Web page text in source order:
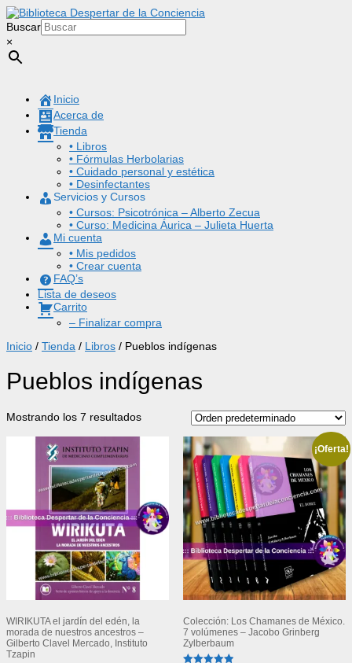
Buscar
×
Inicio
Acerca de
Tienda
• Libros
• Fórmulas Herbolarias
• Cuidado personal y estética
• Desinfectantes
Servicios y Cursos
• Cursos: Psicotrónica – Alberto Zecua
• Curso: Medicina Áurica – Julieta Huerta
Mi cuenta
• Mis pedidos
• Crear cuenta
FAQ’s
Lista de deseos
Carrito
– Finalizar compra
Inicio / Tienda / Libros / Pueblos indígenas
Pueblos indígenas
Mostrando los 7 resultados
WIRIKUTA el jardín del edén, la
morada de nuestros ancestros –
Gilberto Clavel Mercado, Instituto
Tzapin
¡Oferta!
Colección: Los Chamanes de México.
7 volúmenes – Jacobo Grinberg
Zylberbaum